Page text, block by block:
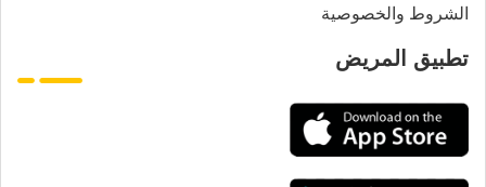
الشروط والخصوصية
تطبيق المريض